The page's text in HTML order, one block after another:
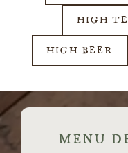
HIGH
HIGH BEER
MENU